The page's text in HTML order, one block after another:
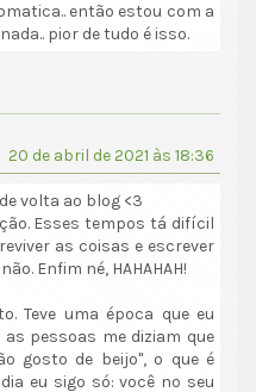
então estou com a
pior de tudo é isso.
20 de abril de 2021 às 18:36
volta ao blog <3
Esses tempos tá difícil
as coisas e escrever
Enfim né, HAHAHAH!
Teve uma época que eu
pessoas me diziam que
gosto de beijo", o que é
eu sigo só: você no seu